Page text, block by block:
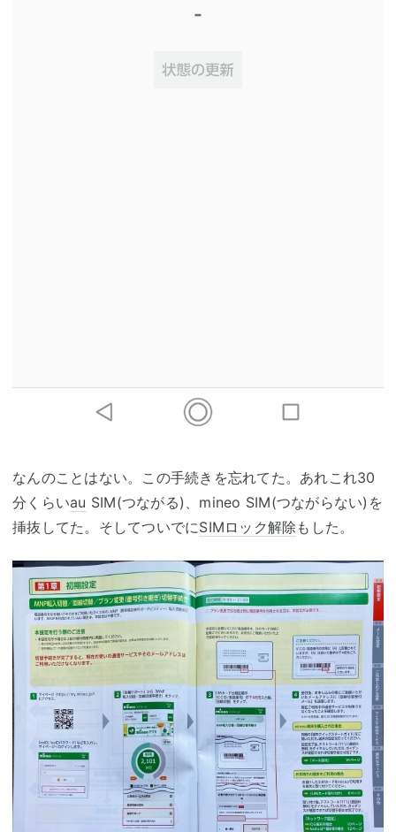
なんのことはない。この手続きを忘れてた。あれこれ30
分くらいau SIM(つながる)、mineo SIM(つながらない)を
挿抜してた。そしてついでにSIMロック解除 もした。